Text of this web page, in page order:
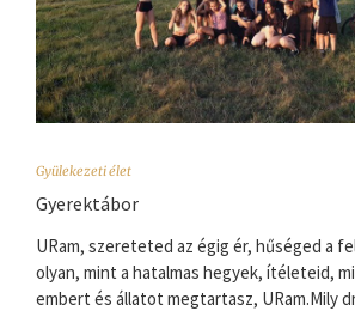
Gyülekezeti élet
Gyerektábor
URam, szereteted az égig ér, hűséged a
olyan, mint a hatalmas hegyek, ítéleteid,
embert és állatot megtartasz, URam.Mily